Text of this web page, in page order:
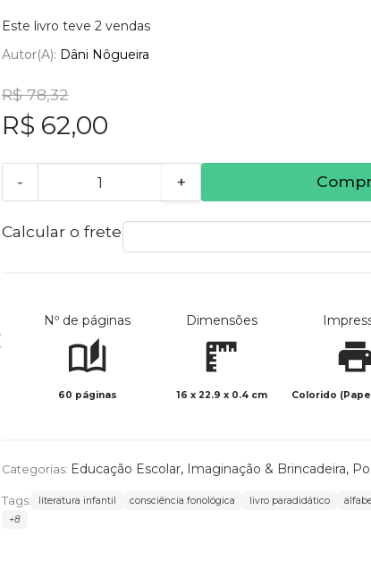
Este livro teve 2 vendas
Autor(a): Dâni Nôgueira
R$ 78,32
R$ 62,00
- +
Calcular o frete
Nº de páginas
60 páginas
Dimensões
16 x 22.9 x 0.4 cm Colorido
Categorias: Educação Escolar, Imaginação & Brincadeira,
Tags: literatura infantil consciência fonológica livro paradidático
+8